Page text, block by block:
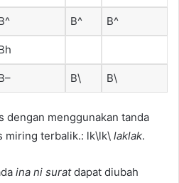
B^ B^
B\ B\
dengan menggunakan tanda
miring terbalik.: lk\lk\ laklak.
ina ni suratdapat diubah